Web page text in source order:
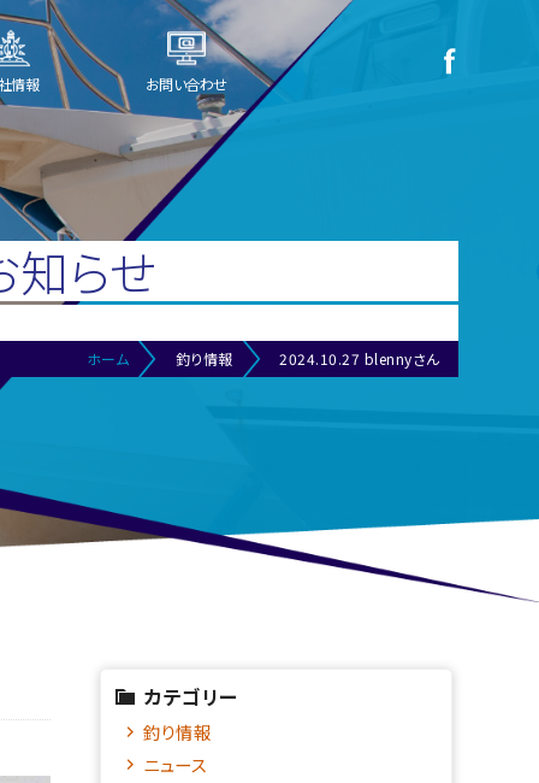
情報 お問い合わせ
知らせ
ホーム 釣り情報 2024.10.27 blennyさん
カテゴリー
釣り情報
ニュース